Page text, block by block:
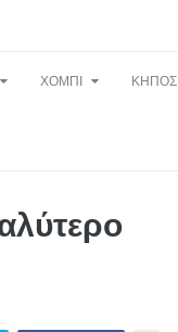
ΧΟΜΠΙ ΚΗΠΟΣ